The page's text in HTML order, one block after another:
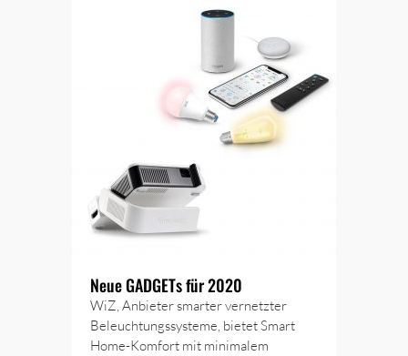
Neue GADGETs für 2020
WiZ, Anbieter smarter vernetzter
Beleuchtungssysteme, bietet Smart
Home-Komfort mit minimalem